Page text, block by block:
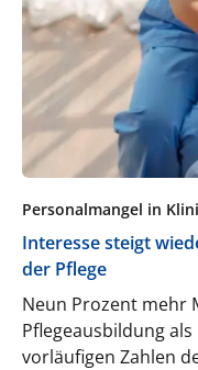
Personalmangel in
Interesse steigt
der Pflege
Neun Prozent mehr
Pflegeausbildung
vorläufigen Zahlen